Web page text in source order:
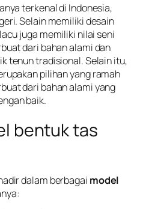
terkenal di Indonesia,
Selain memiliki desain
juga memiliki nilai seni
dari bahan alami dan
tenun tradisional. Selain itu,
pilihan yang ramah
dari bahan alami yang
baik.
bentuk tas
dalam berbagai model